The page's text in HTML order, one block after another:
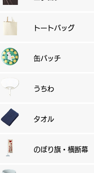
トートバッグ
缶バッチ
うちわ
タオル
のぼり旗・横断幕